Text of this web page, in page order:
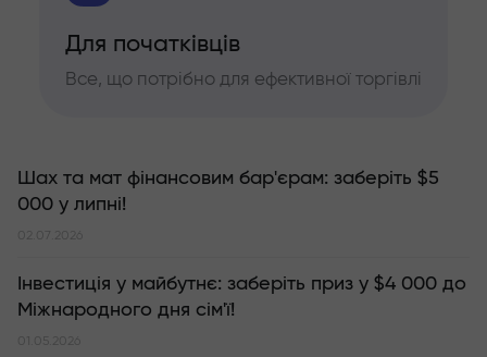
Для початківців
Все, що потрібно для ефективної торгівлі
Шах та мат фінансовим бар'єрам: заберіть $5
000 у липні!
02.07.2026
Інвестиція у майбутнє: заберіть приз у $4 000 до
Міжнародного дня сім'ї!
01.05.2026